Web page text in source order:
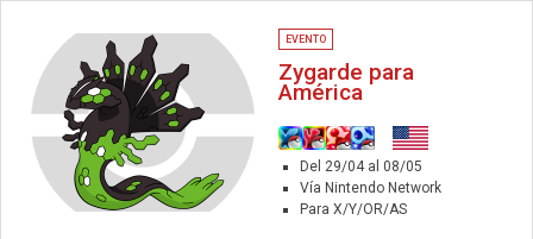
EVENTO
Zygarde para
América
Del 29/04 al 08/05
Vía Nintendo Network
Para X/Y/OR/AS